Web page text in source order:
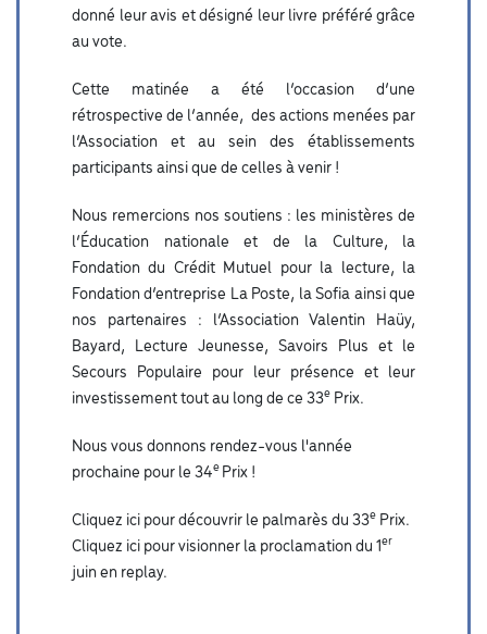
donné leur avis et désigné leur livre préféré grâce
au vote.
Cette matinée a été l’occasion d’une
rétrospective de l’année, des actions menées par
l’Association et au sein des établissements
participants ainsi que de celles à venir !
Nous remercions nos soutiens : les ministères de
l’Éducation nationale et de la Culture, la
Fondation du Crédit Mutuel pour la lecture, la
Fondation d’entreprise La Poste, la Sofia ainsi que
nos partenaires : l’Association Valentin Haüy,
Bayard, Lecture Jeunesse, Savoirs Plus et le
Secours Populaire pour leur présence et leur
investissement tout au long de ce 33e Prix.
Nous vous donnons rendez-vous l'année
prochaine pour le 34e Prix !
Cliquez ici pour découvrir le palmarès du 33e Prix.
Cliquez ici pour visionner la proclamation du 1er
juin en replay.